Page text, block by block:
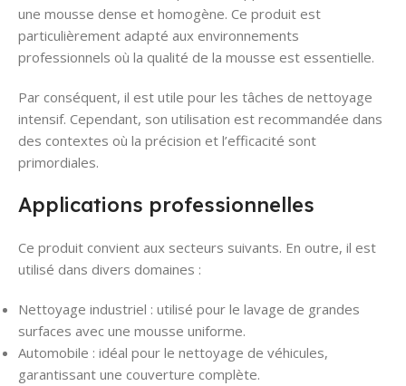
une mousse dense et homogène. Ce produit est
particulièrement adapté aux environnements
professionnels où la qualité de la mousse est essentielle.
Par conséquent, il est utile pour les tâches de nettoyage
intensif. Cependant, son utilisation est recommandée dans
des contextes où la précision et l’efficacité sont
primordiales.
Applications professionnelles
Ce produit convient aux secteurs suivants. En outre, il est
utilisé dans divers domaines :
Nettoyage industriel : utilisé pour le lavage de grandes
surfaces avec une mousse uniforme.
Automobile : idéal pour le nettoyage de véhicules,
garantissant une couverture complète.